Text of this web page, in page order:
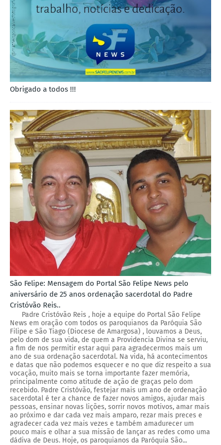
Obrigado a todos !!!
São Felipe: Mensagem do Portal São Felipe News pelo
aniversário de 25 anos ordenação sacerdotal do Padre
Cristóvão Reis..
Padre Cristóvão Reis , hoje a equipe do Portal São Felipe
News em oração com todos os paroquianos da Paróquia São
Filipe e São Tiago (Diocese de Amargosa) , louvamos a Deus,
pelo dom de sua vida, de quem a Providencia Divina se serviu,
a fim de nos permitir estar aqui para agradecermos mais um
ano de sua ordenação sacerdotal. Na vida, há acontecimentos
e datas que não podemos esquecer e no que diz respeito a sua
vocação, muito mais se torna importante fazer memória,
principalmente como atitude de ação de graças pelo dom
recebido. Padre Cristóvão, festejar mais um ano de ordenação
sacerdotal é ter a chance de fazer novos amigos, ajudar mais
pessoas, ensinar novas lições, sorrir novos motivos, amar mais
ao próximo e dar cada vez mais amparo, rezar mais preces e
agradecer cada vez mais vezes e também amadurecer um
pouco mais e olhar a sua missão de lançar as redes como uma
dádiva de Deus. Hoje, os paroquianos da Paróquia São...